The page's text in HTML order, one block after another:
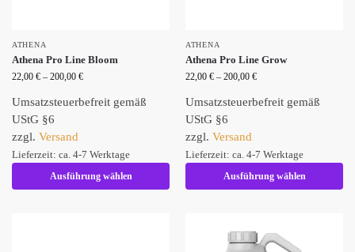
ATHENA
Athena Pro Line Bloom
22,00 € – 200,00 €
Umsatzsteuerbefreit gemäß
UStG §6
zzgl. Versand
Lieferzeit: ca. 4-7 Werktage
Ausführung wählen
ATHENA
Athena Pro Line Grow
22,00 € – 200,00 €
Umsatzsteuerbefreit gemäß
UStG §6
zzgl. Versand
Lieferzeit: ca. 4-7 Werktage
Ausführung wählen